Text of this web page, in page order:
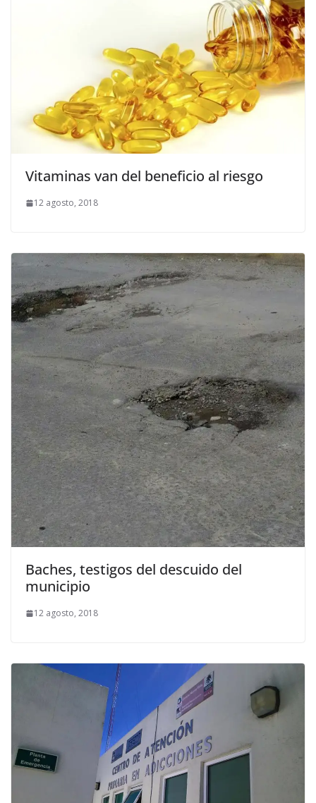
Vitaminas van del beneficio al riesgo
12 agosto, 2018
Baches, testigos del descuido del
municipio
12 agosto, 2018